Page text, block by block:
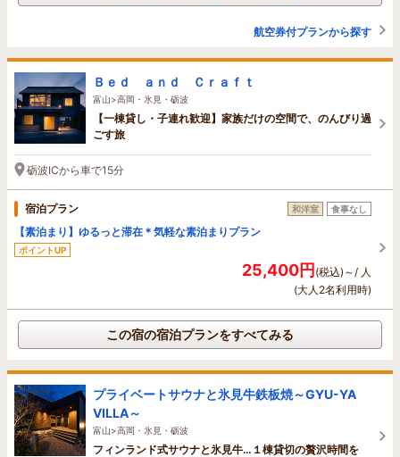
航空券付プランから探す
Ｂｅｄ ａｎｄ Ｃｒａｆｔ
富山>高岡・氷見・砺波
【一棟貸し・子連れ歓迎】家族だけの空間で、のんびり過
ごす旅
砺波ICから車で15分
宿泊プラン 和洋室 食事なし
【素泊まり】ゆるっと滞在＊気軽な素泊まりプラン
ポイントUP
25,400円(税込)～/ 人
(大人2名利用時)
この宿の宿泊プランをすべてみる
プライベートサウナと氷見牛鉄板焼～GYU-YA
VILLA～
富山>高岡・氷見・砺波
フィンランド式サウナと氷見牛…１棟貸切の贅沢時間を